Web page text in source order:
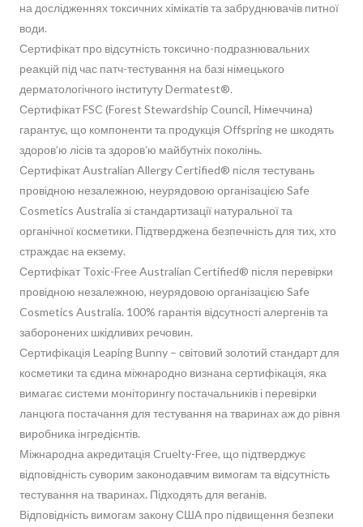
на дослідженнях токсичних хімікатів та забруднювачів питної
води.
Сертифікат про відсутність токсично-подразнювальних
реакцій під час патч-тестування на базі німецького
дерматологічного інституту Dermatest®.
Сертифікат FSC (Forest Stewardship Council, Німеччина)
гарантує, що компоненти та продукція Offspring не шкодять
здоров’ю лісів та здоровʼю майбутніх поколінь.
Сертифікат Australian Allergy Certified® після тестувань
провідною незалежною, неурядовою організацією Safe
Cosmetics Australia зі стандартизації натуральної та
органічної косметики. Підтверджена безпечність для тих, хто
страждає на екзему.
Сертифікат Toxic-Free Australian Certified® після перевірки
провідною незалежною, неурядовою організацією Safe
Cosmetics Australia. 100% гарантія відсутності алергенів та
заборонених шкідливих речовин.
Сертифікація Leaping Bunny – світовий золотий стандарт для
косметики та єдина міжнародно визнана сертифікація, яка
вимагає системи моніторингу постачальників і перевірки
ланцюга постачання для тестування на тваринах аж до рівня
виробника інгредієнтів.
Міжнародна акредитація Cruelty-Free, що підтверджує
відповідність суворим законодавчим вимогам та відсутність
тестування на тваринах. Підходять для веганів.
Відповідність вимогам закону США про підвищення безпеки